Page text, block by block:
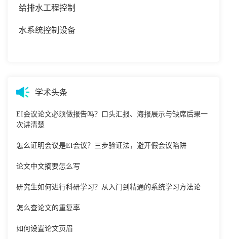
给排水工程控制
水系统控制设备
学术头条
EI会议论文必须做报告吗？口头汇报、海报展示与缺席后果一
次讲清楚
怎么证明会议是EI会议？三步验证法，避开假会议陷阱
论文中文摘要怎么写
研究生如何进行科研学习？从入门到精通的系统学习方法论
怎么查论文的重复率
如何设置论文页眉